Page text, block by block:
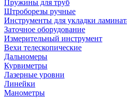
Пружины для труб
Штроборезы ручные
Инструменты для укладки
Заточное оборудование
Измерительный инструмент
Вехи телескопические
Дальномеры
Курвиметры
Лазерные уровни
Линейки
Манометры